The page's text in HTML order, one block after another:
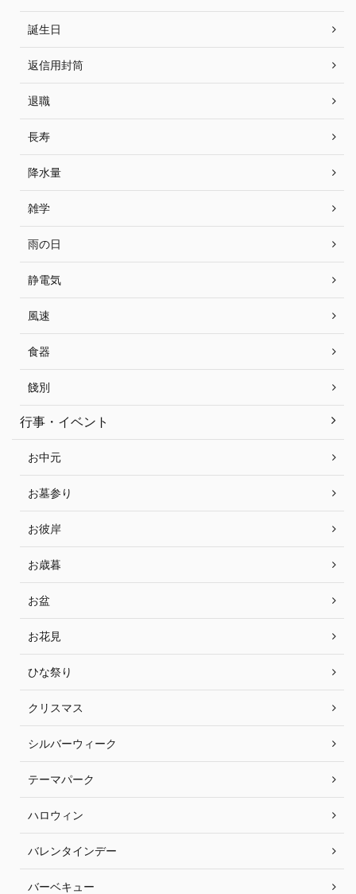
誕生日
返信用封筒
退職
長寿
降水量
雑学
雨の日
静電気
風速
食器
餞別
行事・イベント
お中元
お墓参り
お彼岸
お歳暮
お盆
お花見
ひな祭り
クリスマス
シルバーウィーク
テーマパーク
ハロウィン
バレンタインデー
バーベキュー